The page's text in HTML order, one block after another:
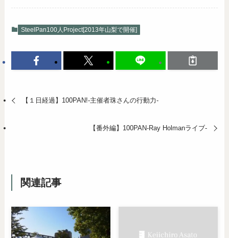
SteelPan100人Project[2013年山梨で開催]
【１日経過】100PAN!-主催者珠さんの行動力-
【番外編】100PAN-Ray Holmanライブ-
関連記事